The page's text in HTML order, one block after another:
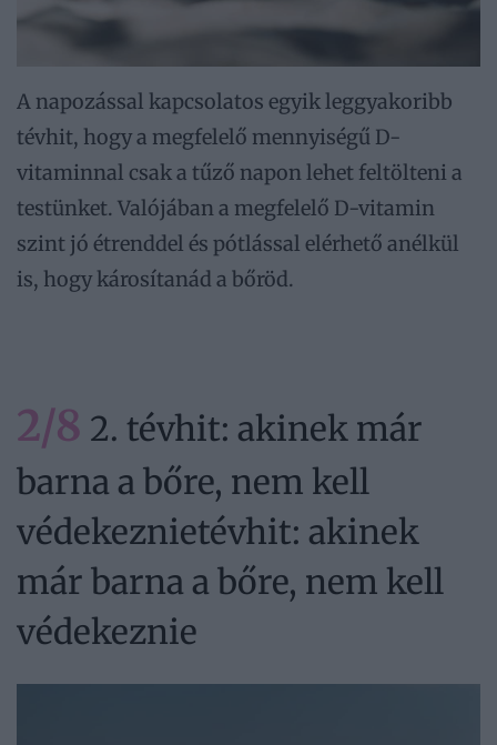
A napozással kapcsolatos egyik leggyakoribb
tévhit, hogy a megfelelő mennyiségű D-
vitaminnal csak a tűző napon lehet feltölteni a
testünket. Valójában a megfelelő D-vitamin
szint jó étrenddel és pótlással elérhető anélkül
is, hogy károsítanád a bőröd.
2/8 2. tévhit: akinek már
barna a bőre, nem kell
védekeznietévhit: akinek
már barna a bőre, nem kell
védekeznie